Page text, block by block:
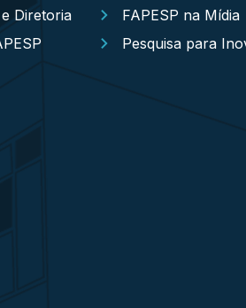
Diretoria
FAPESP na Mídia
Pesquisa para